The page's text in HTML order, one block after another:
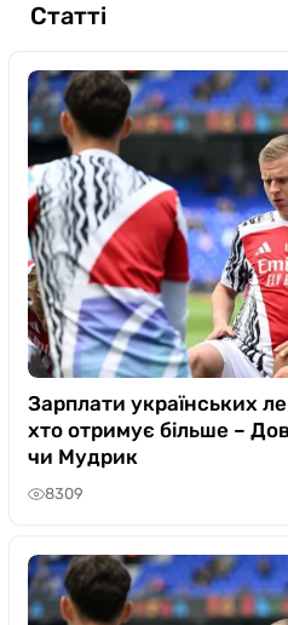
Статті
Зарплати українських
хто отримує більше –
чи Мудрик
8309